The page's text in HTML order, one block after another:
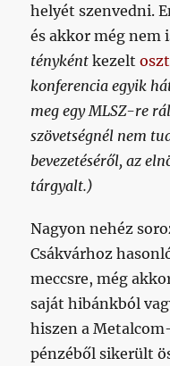
helyét szenvedni.
és akkor még nem
tényként kezelt
konferencia egyik
meg egy MLSZ-re
szövetségnél nem
bevezetéséről, az
tárgyalt.)
Nagyon nehéz
Csákvárhoz
meccsre, még
saját hibánkból
hiszen a
pénzéből sikerült